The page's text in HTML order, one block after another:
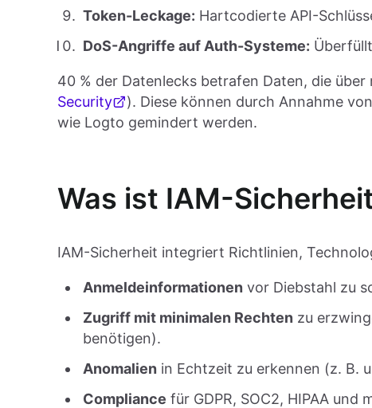
Token-Leckage: Hartcodierte API-
DoS-Angriffe auf Auth-Systeme:
40 % der Datenlecks betrafen Daten, die
Security
). Diese können durch Annahme
wie Logto gemindert werden.
Was ist IAM-
IAM-Sicherheit integriert Richtlinien,
Anmeldeinformationen vor Diebstahl zu
Zugriff mit minimalen Rechten zu
benötigen).
Anomalien in Echtzeit zu erkennen (z. B.
Compliance für GDPR, SOC2, HIPAA und